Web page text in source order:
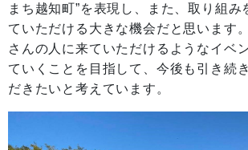
まち越知町”を表現し、また、取り組み
ていただける大きな機会だと思います
さんの人に来ていただけるようなイベ
ていくことを目指して、今後も引き続
だきたいと考えています。